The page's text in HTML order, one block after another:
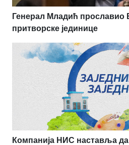
Генерал Младић прославио
притворске јединице
Компанија НИС наставља